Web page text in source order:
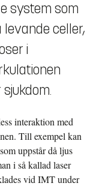
system som
celler,
i
interaktion med
Till exempel kan
uppstår då ljus
i så kallad laser
vid IMT under